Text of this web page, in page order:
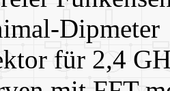
für 2,4